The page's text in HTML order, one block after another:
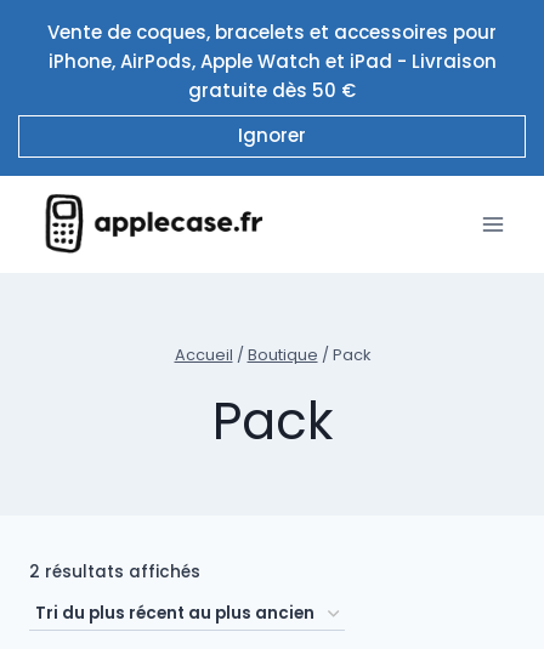
contenu
Vente de coques, bracelets et accessoires pour
iPhone, AirPods, Apple Watch et iPad - Livraison
gratuite dès 50 €
Ignorer
Accueil / Boutique / Pack
Pack
2 résultats affichés
du